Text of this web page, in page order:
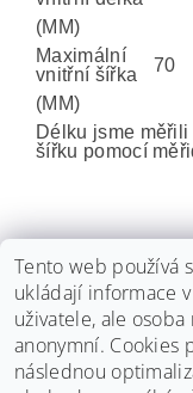
(MM)
Maximální
vnitřní šířka
70
(MM)
Délku jsme
šířku pomocí
Buďte první, kdo
Přidat
Buďte první, kdo
Pouze registrovaní
Tento web používá
ukládají informace
uživatele, ale
anonymní. Cookies
následnou